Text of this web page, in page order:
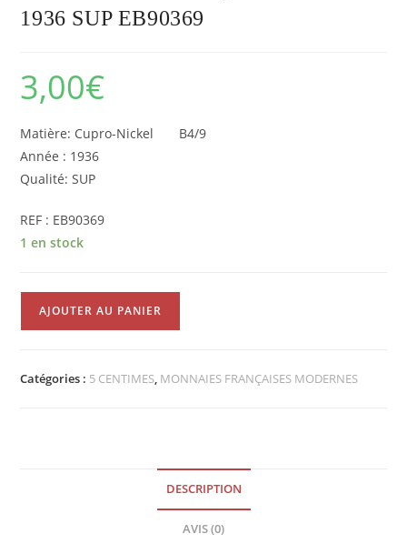
1936 SUP EB90369
3,00€
Matière: Cupro-Nickel B4/9
Année : 1936
Qualité: SUP
REF : EB90369
1 en stock
Centimes
AJOUTER AU PANIER
Catégories : 5 CENTIMES, MONNAIES FRANÇAISES MODERNES
DESCRIPTION
AVIS (0)